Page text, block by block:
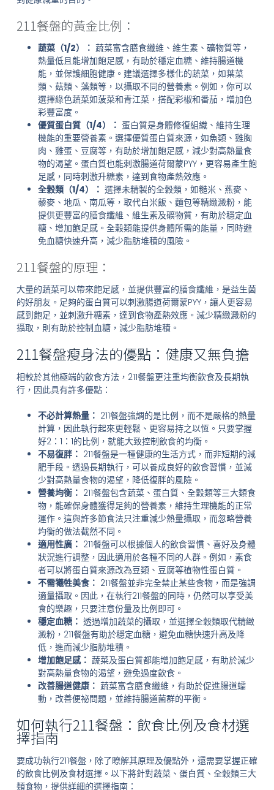
211餐盤的黃金比例：
蔬菜（1/2）： 蔬菜富含膳食纖維、維生素、礦物質等，
熱量低且能增加飽足感，有助於穩定血糖、維持腸道機
能，並保護細胞健康。建議選擇多樣化的蔬菜，如葉菜
類、菇類、藻類等，以攝取不同的營養素。例如，你可以
選擇綠色蔬菜如菠菜和青江菜，搭配彩椒和番茄，增加色
彩豐富度。
優質蛋白質（1/4）： 蛋白質是身體修復組織、維持生理
機能的重要營養素。選擇優質蛋白質來源，如魚類、雞胸
肉、雞蛋、豆腐等，有助於增加飽足感，減少對高熱量食
物的渴望。蛋白質也能刺激腸道荷爾蒙PYY，更容易產生飽
足感，同時刺激升糖素，達到食物產熱效應。
全穀類（1/4）： 選擇未精製的全穀類，如糙米、燕麥、
藜麥、地瓜、南瓜等，取代白米飯、麵包等精緻澱粉，能
提供更豐富的膳食纖維、維生素及礦物質，有助於穩定血
糖、增加飽足感。全穀類能提供身體所需的能量，同時避
免血糖快速升高，減少脂肪堆積的風險。
211餐盤的原理：
大量的蔬菜可以帶來飽足感，並提供豐富的膳食纖維，是益生菌
的好朋友。足夠的蛋白質可以刺激腸道荷爾蒙PYY，讓人更容易
感到飽足，並刺激升糖素，達到食物產熱效應。減少精緻澱粉的
攝取，則有助於控制血糖，減少脂肪堆積。
211餐盤瘦身法的優點：健康又無負擔
相較於其他極端的飲食方法，211餐盤更注重均衡飲食及長期執
行，因此具有許多優點：
不必計算熱量： 211餐盤強調的是比例，而不是嚴格的熱量
計算，因此執行起來更輕鬆、更容易持之以恆。只要掌握
好2：1：1的比例，就能大致控制飲食的均衡。
不易復胖： 211餐盤是一種健康的生活方式，而非短期的減
肥手段。透過長期執行，可以養成良好的飲食習慣，並減
少對高熱量食物的渴望，降低復胖的風險。
營養均衡： 211餐盤包含蔬菜、蛋白質、全穀類等三大類食
物，能確保身體獲得足夠的營養素，維持生理機能的正常
運作。這與許多節食法只注重減少熱量攝取，而忽略營養
均衡的做法截然不同。
適用性廣： 211餐盤可以根據個人的飲食習慣、喜好及身體
狀況進行調整，因此適用於各種不同的人群。例如，素食
者可以將蛋白質來源改為豆類、豆腐等植物性蛋白質。
不需犧牲美食： 211餐盤並非完全禁止某些食物，而是強調
適量攝取。因此，在執行211餐盤的同時，仍然可以享受美
食的樂趣，只要注意份量及比例即可。
穩定血糖： 透過增加蔬菜的攝取，並選擇全穀類取代精緻
澱粉，211餐盤有助於穩定血糖，避免血糖快速升高及降
低，進而減少脂肪堆積。
增加飽足感： 蔬菜及蛋白質都能增加飽足感，有助於減少
對高熱量食物的渴望，避免過度飲食。
改善腸道健康： 蔬菜富含膳食纖維，有助於促進腸道蠕
動，改善便祕問題，並維持腸道菌群的平衡。
如何執行211餐盤：飲食比例及食材選
擇指南
要成功執行211餐盤，除了瞭解其原理及優點外，還需要掌握正確
的飲食比例及食材選擇。以下將針對蔬菜、蛋白質、全穀類三大
類食物，提供詳細的選擇指南：